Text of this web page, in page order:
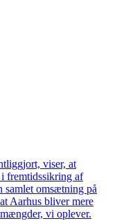
viser, at
fremtidssikring af
samlet omsætning på
Aarhus bliver mere
vi oplever.